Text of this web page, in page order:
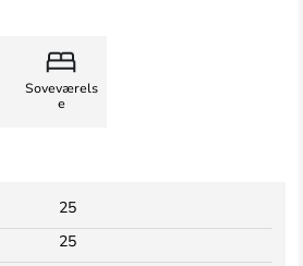
Soveværels
e
25
25